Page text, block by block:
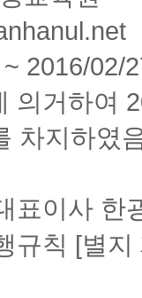
2016/02/
의거하여
차지하였
표이사 한
규칙 [별지